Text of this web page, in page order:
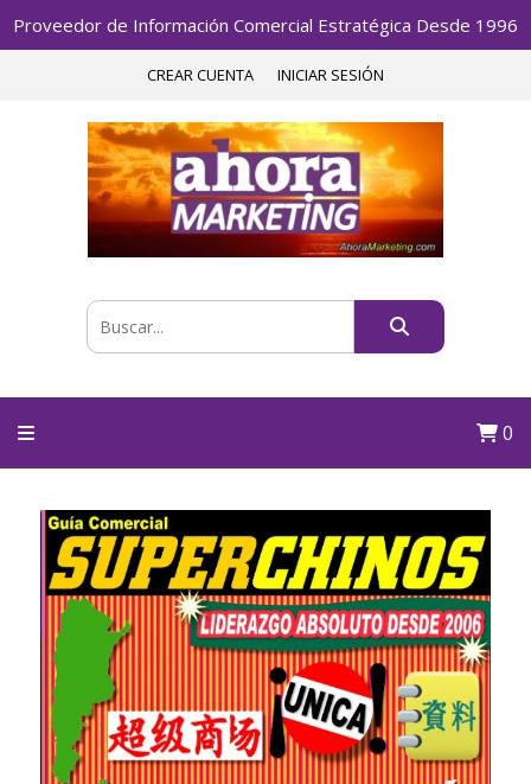
Proveedor de Información Comercial Estratégica Desde 1996
CREAR CUENTA INICIAR SESIÓN
0